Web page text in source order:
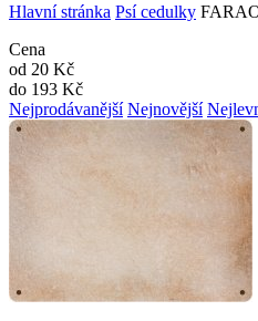
Hlavní stránka Psí cedulky
Cena
od 20 Kč
do 193 Kč
Nejprodávanější Nejnovější